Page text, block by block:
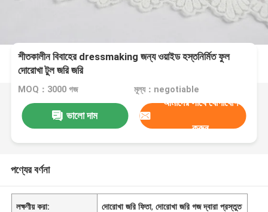
শীতকালীন বিবাহের dressmaking জন্য ওয়াইড হস্তনির্মিত ফুল
দোরোখা টুল জরি জরি
MOQ：3000 গজ মূল্য：negotiable
ভালো দাম
আমাদের সাথে যোগাযোগ
করুন
পণ্যের বর্ণনা
লক্ষণীয় করা: দোরোখা জরি ফিতা,দোরোখা জরি গজ দ্বারা প্রস্তুত